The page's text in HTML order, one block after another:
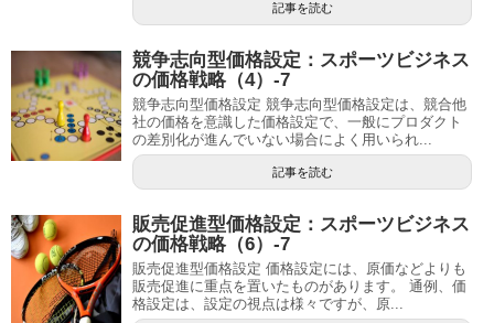
記事を読む
競争志向型価格設定：スポーツビジネス
の価格戦略（4）-7
競争志向型価格設定 競争志向型価格設定は、競合他
社の価格を意識した価格設定で、一般にプロダクト
の差別化が進んでいない場合によく用いられ...
記事を読む
販売促進型価格設定：スポーツビジネス
の価格戦略（6）-7
販売促進型価格設定 価格設定には、原価などよりも
販売促進に重点を置いたものがあります。 通例、価
格設定は、設定の視点は様々ですが、原...